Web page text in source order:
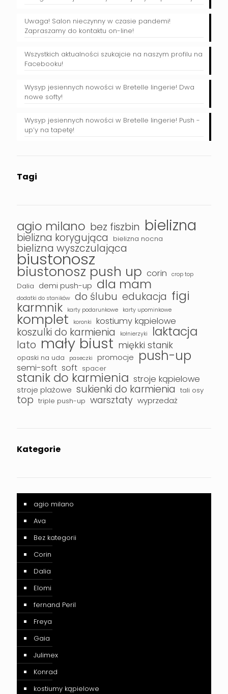
Uwaga! Salon nieczynny w czasie pandemi!
Zapraszamy do kontaktu on-line!
Wszystkich aktualności szukajcie na naszym profilu na
Facebooku!
Wysyp jesiennych nowości w Bretelle lingerie! Dwa
nowe softy!
Wysyp jesiennych nowości w Bretelle lingerie! Push -
up’y na tapetę!
Tagi
agio milano bez fiszbin bielizna
bielizna korygująca bielizna nocna
bielizna wyszczulająca
biustonosz
biustonosz push up corin crop top
Dalia demi push-up dla mam
dodatki do staników do ślubu edukacja figi
karmnik karty podarunkowe karty upominkowe
komplet koronki kostiumy kąpielowe
koszulki do karmienia kołnierzyki laktacja
lato mały biust miękki stanik
opaski na uda paseczki promocje push-up
semi-soft soft spacer
stanik do karmienia stroje kąpielowe
stroje plażowe sukienki do karmienia tali osy
top triple push-up warsztaty wyprzedaż
Kategorie
agio milano
Ava
Bez kategorii
Corin
Dalia
Elomi
fernand Peril
Freya
Gaia
Julimex
Konrad
kostiumy kąpielowe